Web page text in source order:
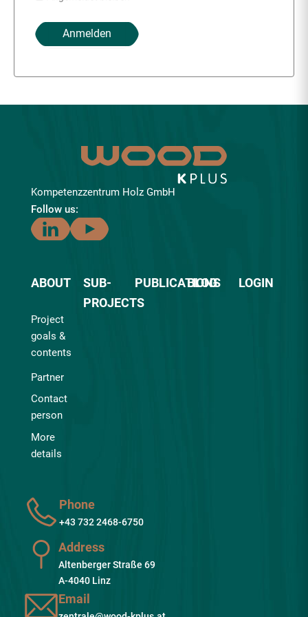
Anmelden
Kompetenzzentrum Holz GmbH
Follow us:
ABOUT
Project
goals &
contents
Partner
Contact
person
More
details
SUB-
PROJECTS
PUBLICATIONS
BLOG LOGIN
Phone
+43 732 2468-6750
Address
Altenberger Straße 69
A-4040 Linz
Email